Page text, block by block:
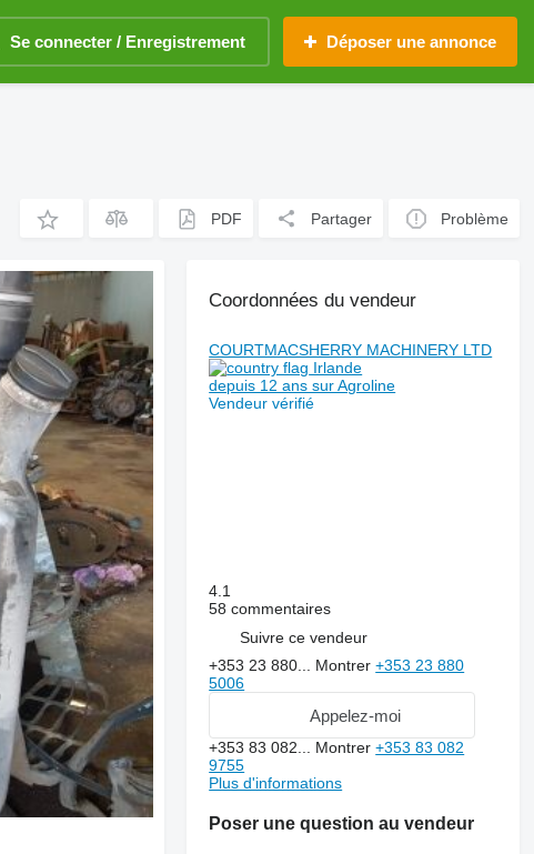
Se connecter / Enregistrement Déposer une annonce
PDF Partager Problème
Coordonnées du vendeur
COURTMACSHERRY MACHINERY LTD
Irlande
depuis 12 ans sur Agroline
Vendeur vérifié
4.1
58 commentaires
Suivre ce vendeur
+353 23 880... Montrer+353 23 880
5006
Appelez-moi
+353 83 082... Montrer+353 83 082
9755
Plus d'informations
Poser une question au vendeur